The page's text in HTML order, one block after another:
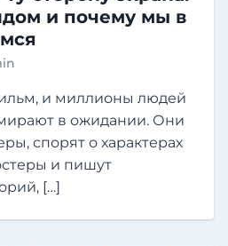
и почему мы в
и миллионы людей
в ожидании. Они
спорят о характерах
и пишут
[…]